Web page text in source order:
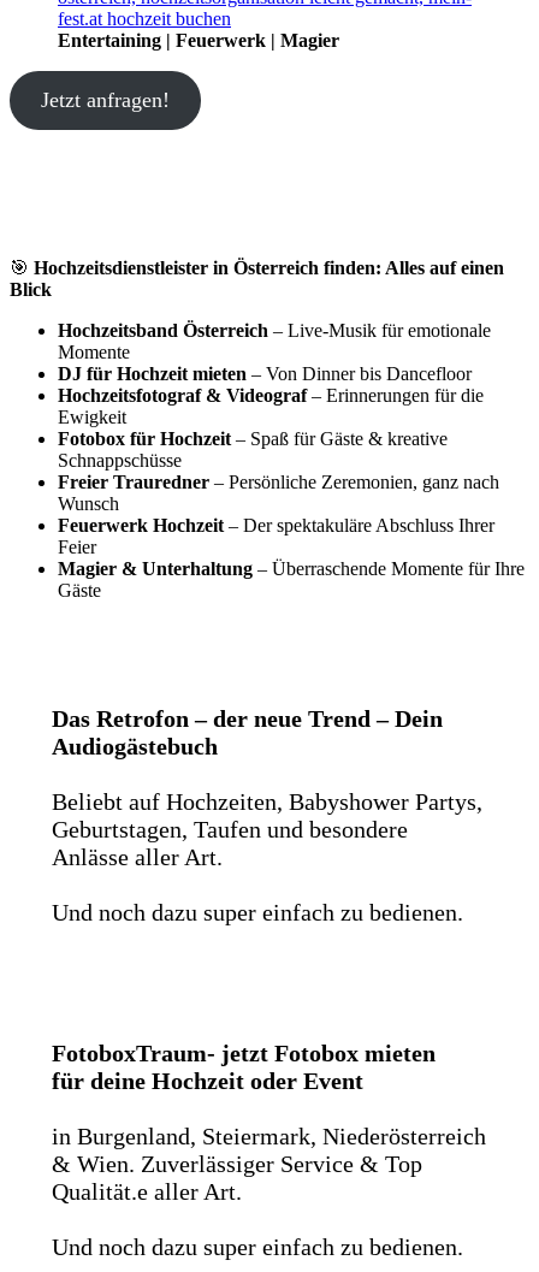
Entertaining | Feuerwerk | Magier
Jetzt anfragen!
🎯 Hochzeitsdienstleister in Österreich finden: Alles auf einen
Blick
Hochzeitsband Österreich – Live-Musik für emotionale
Momente
DJ für Hochzeit mieten – Von Dinner bis Dancefloor
Hochzeitsfotograf & Videograf– Erinnerungen für die
Ewigkeit
Fotobox für Hochzeit – Spaß für Gäste & kreative
Schnappschüsse
Freier Trauredner – Persönliche Zeremonien, ganz nach
Wunsch
Feuerwerk Hochzeit – Der spektakuläre Abschluss Ihrer
Feier
Magier & Unterhaltung – Überraschende Momente für Ihre
Gäste
Das Retrofon – der neue Trend – Dein
Audiogästebuch
Beliebt auf Hochzeiten, Babyshower Partys,
Geburtstagen, Taufen und besondere
Anlässe aller Art.
Und noch dazu super einfach zu bedienen.
FotoboxTraum- jetzt Fotobox mieten
für deine Hochzeit oder Event
in Burgenland, Steiermark, Niederösterreich
& Wien. Zuverlässiger Service & Top
Qualität.e aller Art.
Und noch dazu super einfach zu bedienen.